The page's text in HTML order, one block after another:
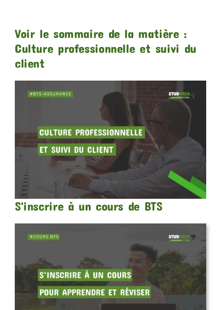
Voir le sommaire de la matière :
Culture professionnelle et suivi du
client
S'inscrire à un cours de BTS